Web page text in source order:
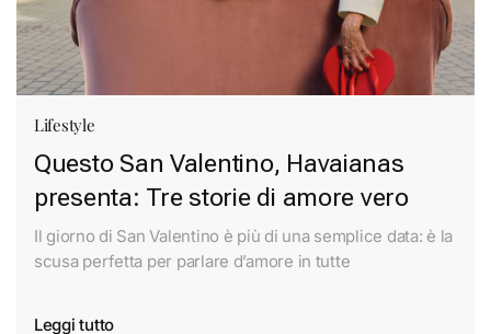
Lifestyle
Questo San Valentino, Havaianas
presenta: Tre storie di amore vero
Il giorno di San Valentino è più di una semplice data: è la
scusa perfetta per parlare d’amore in tutte
Leggi tutto